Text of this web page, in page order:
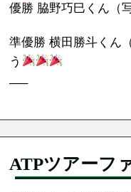
優勝 脇野巧巳くん（
準優勝 横田勝斗くん
う
—–
ATPツアーフ